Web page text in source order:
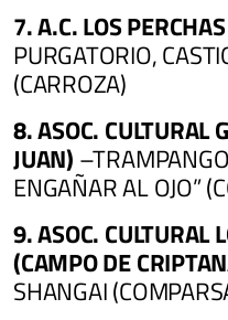
7. A.C. LOS
PURGATORIO,
(CARROZA)
8. ASOC. CULTURAL
JUAN)
ENGAÑAR AL OJO”
9. ASOC. CULTURAL
(CAMPO DE
SHANGAI